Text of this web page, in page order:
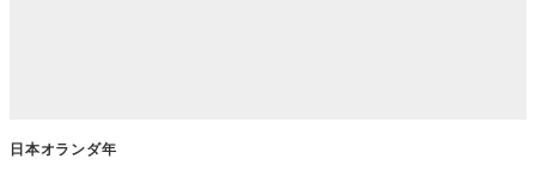
日本オランダ年